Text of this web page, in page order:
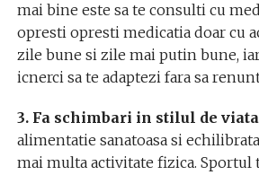
mai bine este sa te consulti cu
opresti opresti medicatia doar cu
zile bune si zile mai putin bune,
icnerci sa te adaptezi fara sa
3. Fa schimbari in stilul de
alimentatie sanatoasa si
mai multa activitate fizica. Sportul